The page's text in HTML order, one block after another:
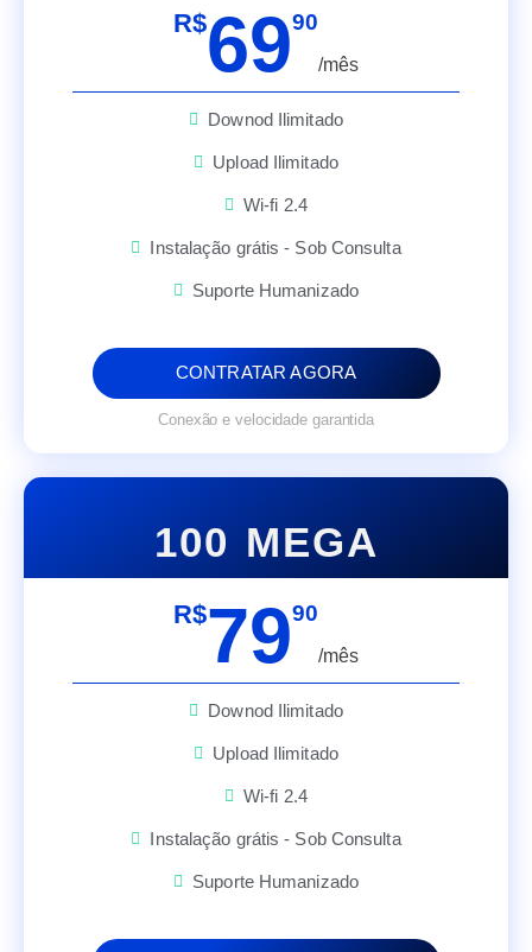
R$6990
/mês
Downod Ilimitado
Upload Ilimitado
Wi-fi 2.4
Instalação grátis - Sob Consulta
Suporte Humanizado
CONTRATAR AGORA
Conexão e velocidade garantida
100 MEGA
R$7990
/mês
Downod Ilimitado
Upload Ilimitado
Wi-fi 2.4
Instalação grátis - Sob Consulta
Suporte Humanizado